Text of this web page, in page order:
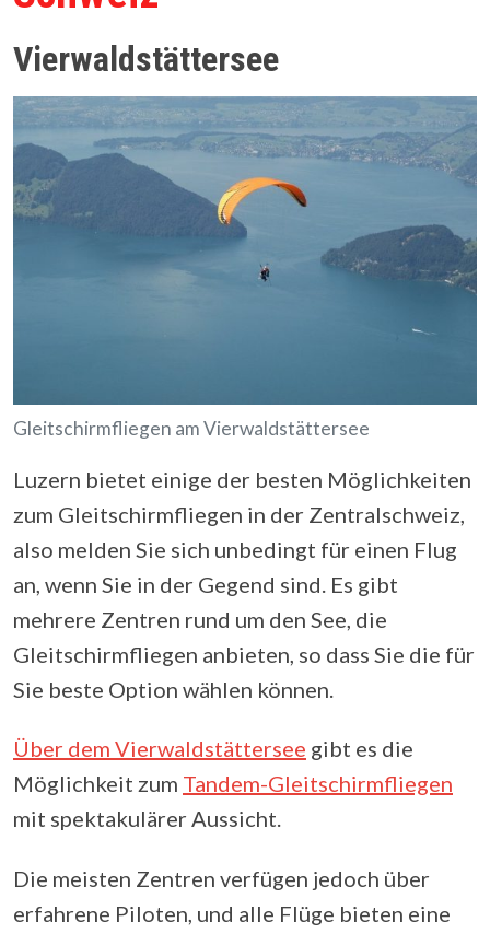
Vierwaldstättersee
Gleitschirmfliegen am Vierwaldstättersee
Luzern bietet einige der besten Möglichkeiten
zum Gleitschirmfliegen in der Zentralschweiz,
also melden Sie sich unbedingt für einen Flug
an, wenn Sie in der Gegend sind. Es gibt
mehrere Zentren rund um den See, die
Gleitschirmfliegen anbieten, so dass Sie die für
Sie beste Option wählen können.
Über dem Vierwaldstättersee gibt es die
Möglichkeit zum Tandem-Gleitschirmfliegen
mit spektakulärer Aussicht.
Die meisten Zentren verfügen jedoch über
erfahrene Piloten, und alle Flüge bieten eine